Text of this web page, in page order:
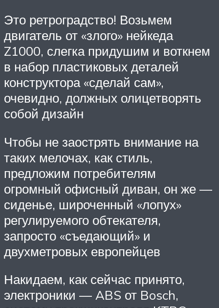
Это ретроградство! Возьмем
двигатель от «злого» нейкеда
Z1000, слегка придушим и воткнем
в набор пластиковых деталей
конструктора «сделай сам»,
очевидно, должных олицетворять
собой дизайн
Чтобы не заострять внимание на
таких мелочах, как стиль,
предложим потребителям
огромный офисный диван, он же —
сиденье, широченный «лопух»
регулируемого обтекателя,
запросто «съедающий» и
двухметровых европейцев
Накидаем, как сейчас принято,
электроники — ABS от Bosch,